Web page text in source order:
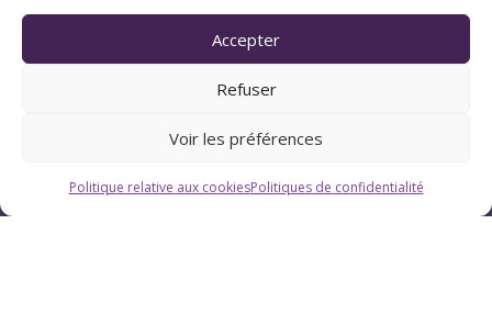
Accepter
Refuser
Voir les préférences
Politique relative aux cookiesPolitiques de confidentialité
Du lundi au vendredi : 9h-12h / 13h-18h
Le samedi : 9h-12h